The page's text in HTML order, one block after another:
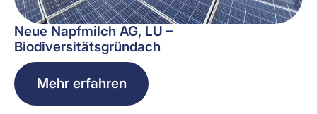
Neue Napfmilch AG, LU –
Biodiversitätsgründach
Mehr erfahren